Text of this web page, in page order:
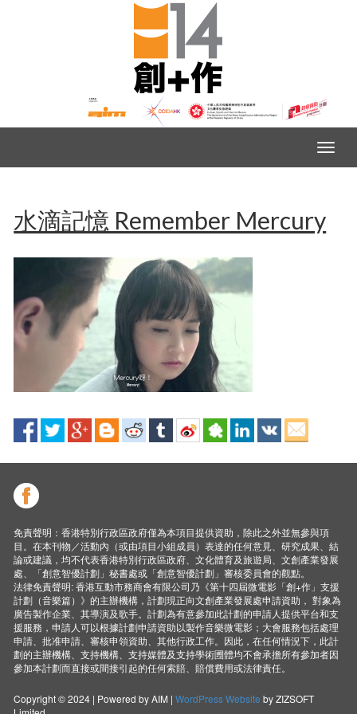
水滴記憶 Remember Mercury
免責聲明：香港特別行政區政府僅為本項目提供資助，除此之外並無參與項
目。在本刊物／活動內（或由項目小組成員）表達的任何意見、研究成果、結
論或建議，均不代表香港特別行政區政府、文化體育及旅遊局、文創產業發展
處、「創意智優計劃」秘書處或「創意智優計劃」審核委員會的觀點。
法律免責聲明: 香港互動市務商會有限公司乃《第十四屆微電影「創+作」支援
計劃（音樂篇）》的主辦機構，計劃現正向文創產業發展處申請資助， 對象為
廣告製作企業、其導演及歌手。計劃為有意參加此計劃的申請人提供平台和支
援服務，申請人可以根據計劃申請資助以製作音樂微電影；大會服務包括處理
申請、批准申請、審核申領資助、其他行政工作。因此，在任何情況下，此計
劃的主辦機構、支持機構、支持媒體及支持學術圑體均不會承擔所有參加者因
參加本計劃而直接或間接引起的任何索賠、賠償費用或法律責任。
Copyright © 2024 | Powered by AIM |WordPress Website by ZIZSOFT